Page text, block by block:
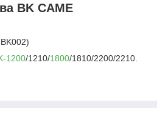
BK CAME
1200/1210/1800/1810/2200/2210.